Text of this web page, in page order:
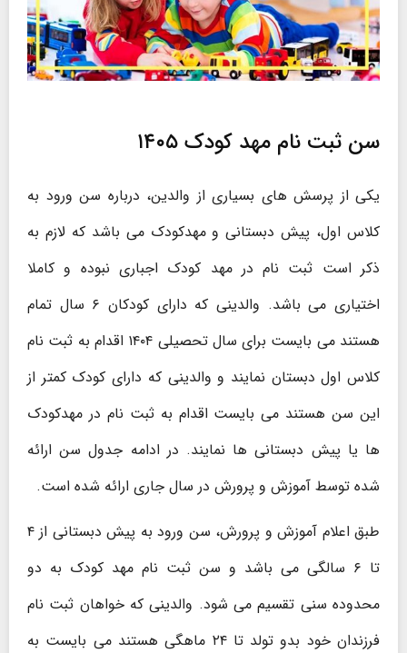
سن ثبت نام مهد کودک ۱۴۰۵
یکی از پرسش های بسیاری از والدین، درباره سن ورود به
کلاس اول، پیش دبستانی و مهدکودک می باشد که لازم به
ذکر است ثبت نام در مهد کودک اجباری نبوده و کاملا
اختیاری می باشد. والدینی که دارای کودکان ۶ سال تمام
هستند می بایست برای سال تحصیلی ۱۴۰۴ اقدام به ثبت نام
کلاس اول دبستان نمایند و والدینی که دارای کودک کمتر از
این سن هستند می بایست اقدام به ثبت نام در مهدکودک
ها یا پیش دبستانی ها نمایند. در ادامه جدول سن ارائه
شده توسط آموزش و پرورش در سال جاری ارائه شده است.
طبق اعلام آموزش و پرورش، سن ورود به پیش دبستانی از ۴
تا ۶ سالگی می باشد و سن ثبت نام مهد کودک به دو
محدوده سنی تقسیم می شود. والدینی که خواهان ثبت نام
فرزندان خود بدو تولد تا ۲۴ ماهگی هستند می بایست به